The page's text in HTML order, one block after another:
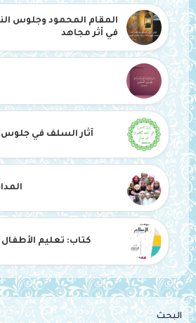
المقام المحمود وجلوس
في أثر مجاهد
آثار السلف في جلوس
كتاب: تعليم
البحث